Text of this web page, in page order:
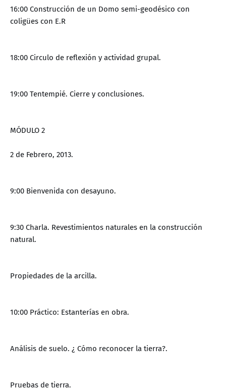
16:00 Construcción de un Domo semi-geodésico con
coligües con E.R
18:00 Circulo de reflexión y actividad grupal.
19:00 Tentempié. Cierre y conclusiones.
MÓDULO 2
2 de Febrero, 2013.
9:00 Bienvenida con desayuno.
9:30 Charla. Revestimientos naturales en la construcción
natural.
Propiedades de la arcilla.
10:00 Práctico: Estanterías en obra.
Análisis de suelo. ¿ Cómo reconocer la tierra?.
Pruebas de tierra.